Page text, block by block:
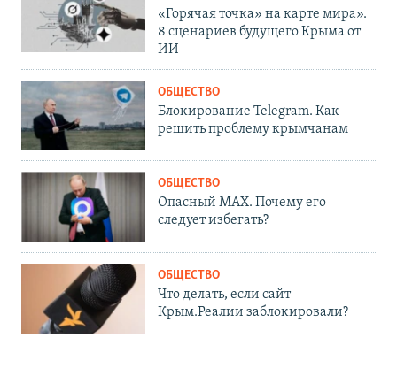
«Горячая точка» на карте мира».
8 сценариев будущего Крыма от
ИИ
ОБЩЕСТВО
Блокирование Telegram. Как
решить проблему крымчанам
ОБЩЕСТВО
Опасный MAX. Почему его
следует избегать?
ОБЩЕСТВО
Что делать, если сайт
Крым.Реалии заблокировали?